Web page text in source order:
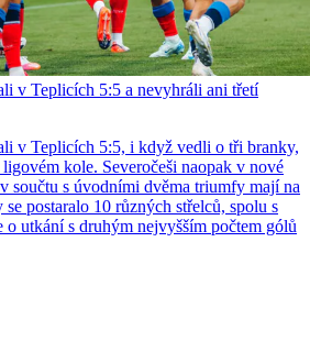
v Teplicích 5:5 a nevyhráli ani třetí
v Teplicích 5:5, i když vedli o tři branky,
kole. Severočeši naopak v nové
součtu s úvodními dvěma triumfy mají na
postaralo 10 různých střelců, spolu s
o utkání s druhým nejvyšším počtem gólů